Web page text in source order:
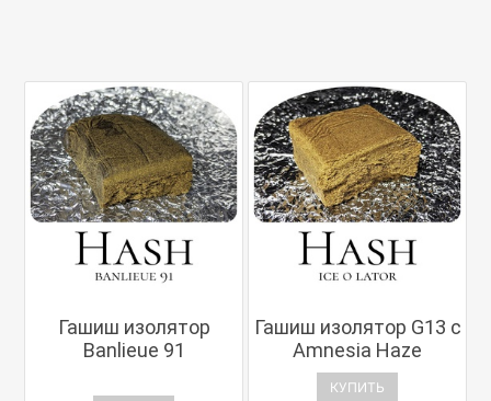
Гашиш изолятор
Banlieue 91
Гашиш изолятор G13 с
Amnesia Haze
КУПИТЬ